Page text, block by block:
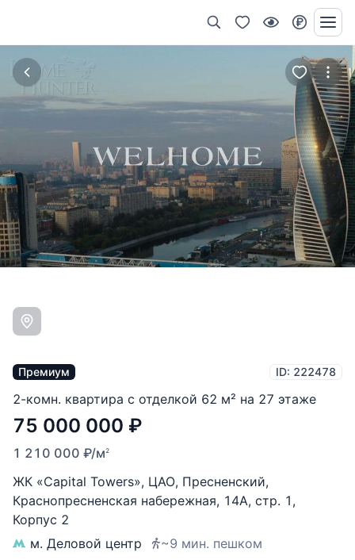
Премиум ID: 222478
2-комн. квартира с отделкой 62 м² на 27 этаже
75 000 000 ₽
1 210 000 ₽/м2
ЖК «Capital Towers», ЦАО, Пресненский,
Краснопресненская набережная, 14А, стр. 1 ,
Корпус 2
м. Деловой центр
~9 мин. пешком